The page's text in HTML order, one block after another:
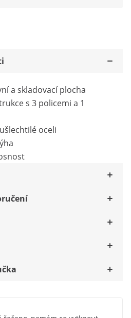
a skladovací plocha
s 3 policemi a 1
oceli